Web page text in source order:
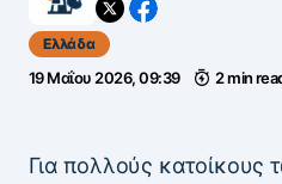
Ελλάδα
19 Μαΐου 2026, 09:39 2 min
Για πολλούς κατοίκους